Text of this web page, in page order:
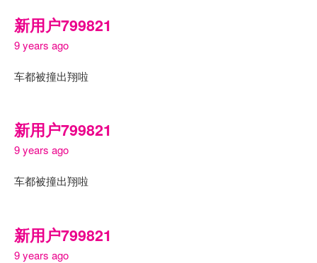
新用户799821
9 years ago
车都被撞出翔啦
新用户799821
9 years ago
车都被撞出翔啦
新用户799821
9 years ago